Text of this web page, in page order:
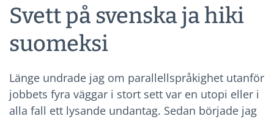
Svett på svenska ja hiki
suomeksi
Länge undrade jag om parallellspråkighet utanför
jobbets fyra väggar i stort sett var en utopi eller i
alla fall ett lysande undantag. Sedan började jag